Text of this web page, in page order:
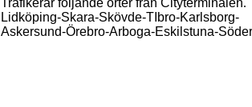
Trafikerar följande orter från Cityterminalen.
Lidköping-Skara-Skövde-TIbro-Karlsborg-
Askersund-Örebro-Arboga-Eskilstuna-